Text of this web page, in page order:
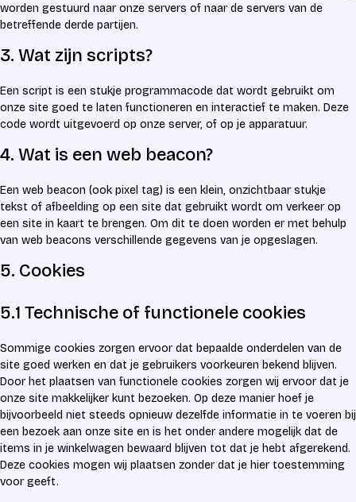
worden gestuurd naar onze servers of naar de servers van de
betreffende derde partijen.
3. Wat zijn scripts?
Een script is een stukje programmacode dat wordt gebruikt om
onze site goed te laten functioneren en interactief te maken. Deze
code wordt uitgevoerd op onze server, of op je apparatuur.
4. Wat is een web beacon?
Een web beacon (ook pixel tag) is een klein, onzichtbaar stukje
tekst of afbeelding op een site dat gebruikt wordt om verkeer op
een site in kaart te brengen. Om dit te doen worden er met behulp
van web beacons verschillende gegevens van je opgeslagen.
5. Cookies
5.1 Technische of functionele cookies
Sommige cookies zorgen ervoor dat bepaalde onderdelen van de
site goed werken en dat je gebruikers voorkeuren bekend blijven.
Door het plaatsen van functionele cookies zorgen wij ervoor dat je
onze site makkelijker kunt bezoeken. Op deze manier hoef je
bijvoorbeeld niet steeds opnieuw dezelfde informatie in te voeren bij
een bezoek aan onze site en is het onder andere mogelijk dat de
items in je winkelwagen bewaard blijven tot dat je hebt afgerekend.
Deze cookies mogen wij plaatsen zonder dat je hier toestemming
voor geeft.